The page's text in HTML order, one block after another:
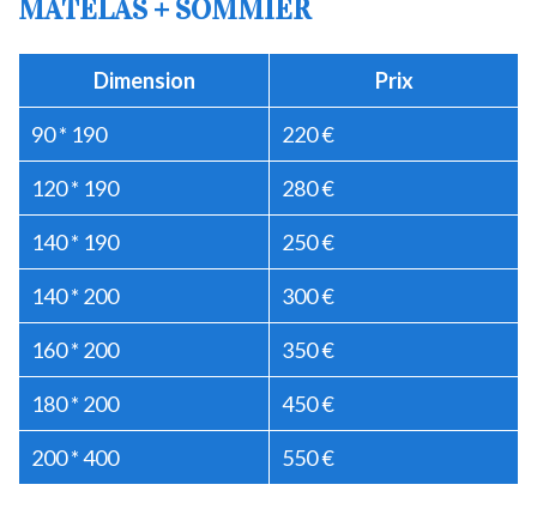
MATELAS + SOMMIER
Dimension Prix
90 * 190 220 €
120 * 190 280 €
140 * 190 250 €
140 * 200 300 €
160 * 200 350 €
180 * 200 450 €
200 * 400 550 €